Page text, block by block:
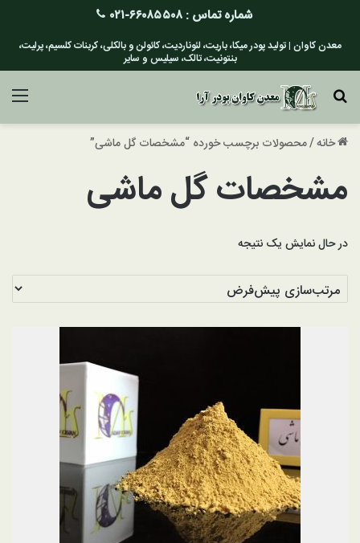
شماره تماس :۶۶۰۸۵۵۰۸-۰۲۱
معدن کاوان | تولید پودر میکا، باریت، لئوناردیت، کائولن و بالکلی، کربنات کلسیم، پرلیت،
بنتونیت، تالک، سیلیس و سایر
جستجو برای
خانه/محصولات برچسب خورده “مشخصات گل ماشی”
مشخصات گل ماشی
در حال نمایش یک نتیجه